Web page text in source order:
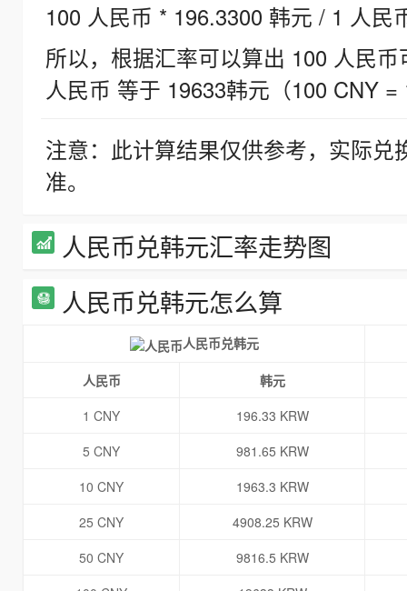
100 人民币 * 196.3300 韩元 / 1 人民
所以，根据汇率可以算出 100 人民
人民币 等于 19633韩元（100 CNY =
注意：此计算结果仅供参考，实际
准。
人民币兑韩元汇率走势图
人民币兑韩元怎么算
人民币兑韩元
人民币
韩元
1 CNY
196.33 KRW
5 CNY
981.65 KRW
10 CNY
1963.3 KRW
25 CNY
4908.25 KRW
50 CNY
9816.5 KRW